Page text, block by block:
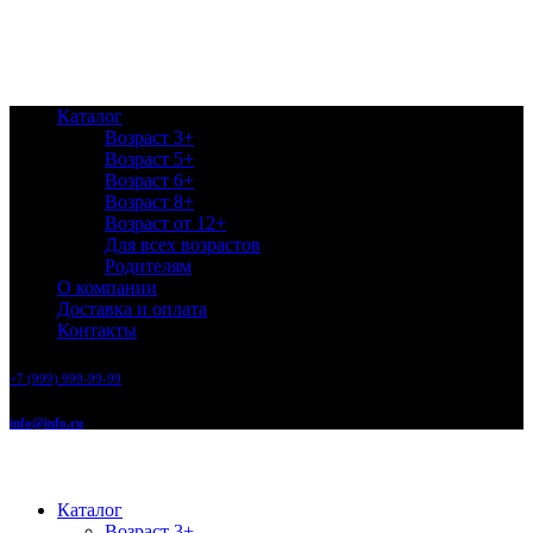
Каталог
Возраст 3+
Возраст 5+
Возраст 6+
Возраст 8+
Возраст от 12+
Для всех возрастов
Родителям
О компании
Доставка и оплата
Контакты
+7 (999) 999-99-99
info@info.ru
Каталог